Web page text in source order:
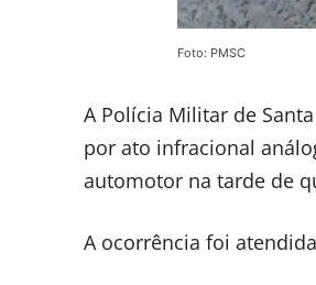
Foto: PMSC
A Polícia Militar de
por ato infracional
automotor na tarde de
A ocorrência foi